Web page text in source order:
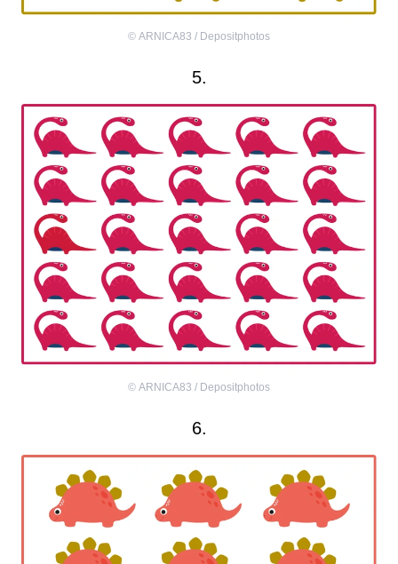
© ARNICA83 / Depositphotos
5.
© ARNICA83 / Depositphotos
6.